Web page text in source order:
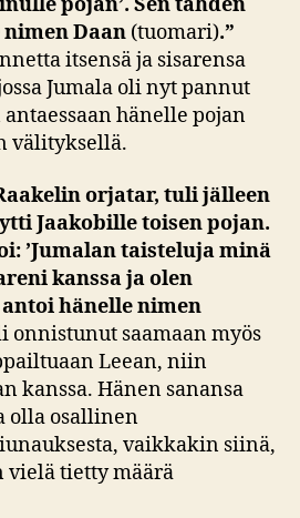
Daan (tuomari).”
itsensä ja sisarensa
Jumala oli nyt pannut
hänelle pojan
välityksellä.
orjatar, tuli jälleen
Jaakobille toisen pojan.
’Jumalan taisteluja minä
kanssa ja olen
hänelle nimen
onnistunut saamaan myös
Leean, niin
kanssa. Hänen sanansa
olla osallinen
vaikkakin siinä,
vielä tietty määrä